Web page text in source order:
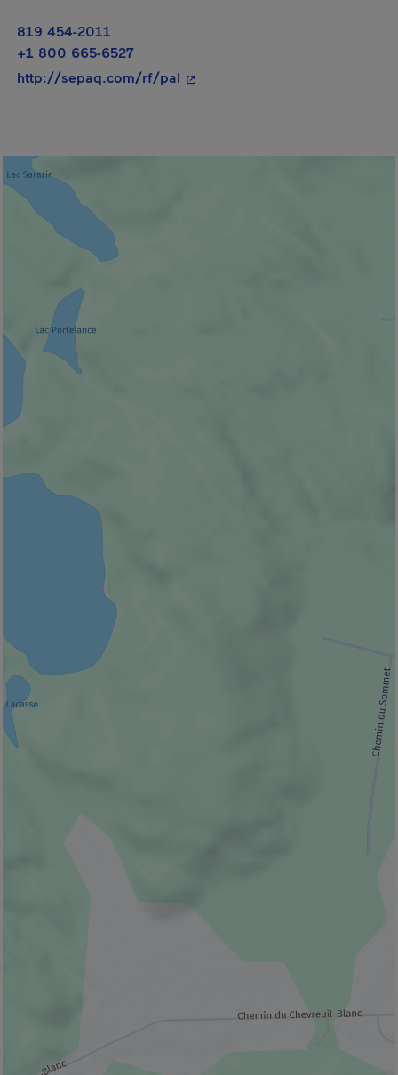
819 454-2011
+1 800 665-6527
http://sepaq.com/rf/pal - Cet hyperlien s'ouvrira dans